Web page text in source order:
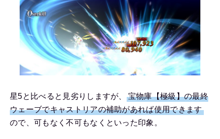
星5と比べると見劣りしますが、
宝物庫【極級】の最終
ウェーブでキャストリアの補助があれば使用できます
ので、可もなく不可もなくといった印象。